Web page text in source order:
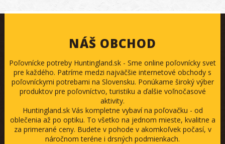
NÁŠ OBCHOD
Poľovnícke potreby Huntingland.sk - Sme online poľovnícky svet
pre každého. Patríme medzi najväčšie internetové obchody s
poľovníckymi potrebami na Slovensku. Ponúkame široký výber
produktov pre poľovníctvo, turistiku a ďalšie voľnočasové
aktivity.
Huntingland.sk Vás kompletne vybaví na poľovačku - od
oblečenia až po optiku. To všetko na jednom mieste, kvalitne a
za primerané ceny. Budete v pohode v akomkoľvek počasí, v
náročnom teréne i drsných podmienkach.